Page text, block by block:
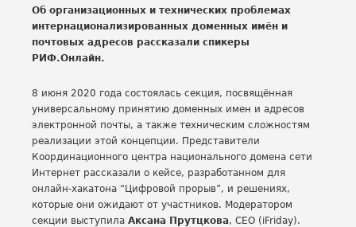
Об организационных и технических проблемах
интернационализированных доменных имён и
почтовых адресов рассказали спикеры
РИФ.Онлайн.
8 июня 2020 года состоялась секция, посвящённая
универсальному принятию доменных имен и адресов
электронной почты, а также техническим сложностям
реализации этой концепции. Представители
Координационного центра национального домена сети
Интернет рассказали о кейсе, разработанном для
онлайн-хакатона “Цифровой прорыв”, и решениях,
которые они ожидают от участников. Модератором
секции выступила Аксана Прутцкова, CEO (iFriday).